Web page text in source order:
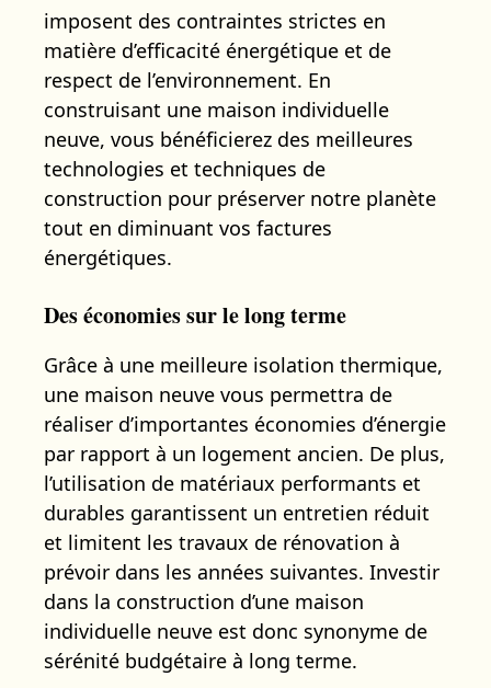
imposent des contraintes strictes en
matière d’efficacité énergétique et de
respect de l’environnement. En
construisant une maison individuelle
neuve, vous bénéficierez des meilleures
technologies et techniques de
construction pour préserver notre planète
tout en diminuant vos factures
énergétiques.
Des économies sur le long terme
Grâce à une meilleure isolation thermique,
une maison neuve vous permettra de
réaliser d’importantes économies d’énergie
par rapport à un logement ancien. De plus,
l’utilisation de matériaux performants et
durables garantissent un entretien réduit
et limitent les travaux de rénovation à
prévoir dans les années suivantes. Investir
dans la construction d’une maison
individuelle neuve est donc synonyme de
sérénité budgétaire à long terme.